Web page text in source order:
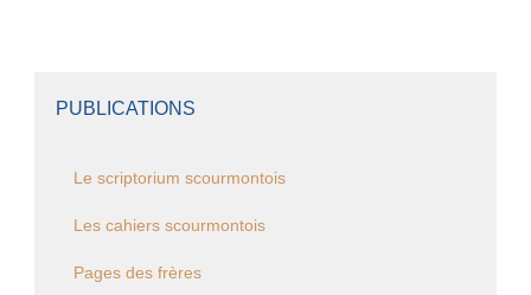
PUBLICATIONS
Le scriptorium scourmontois
Les cahiers scourmontois
Pages des frères